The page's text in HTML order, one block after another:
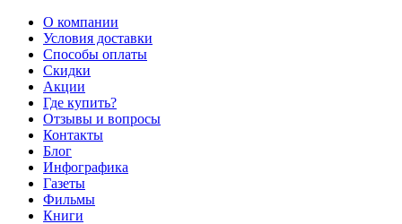
О компании
Условия доставки
Способы оплаты
Скидки
Акции
Где купить?
Отзывы и вопросы
Контакты
Блог
Инфографика
Газеты
Фильмы
Книги